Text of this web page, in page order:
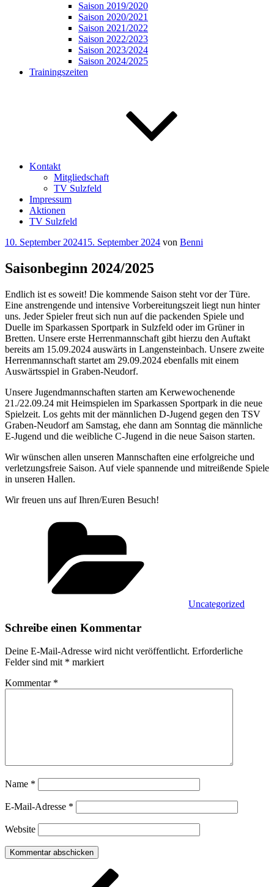
Saison 2019/2020
Saison 2020/2021
Saison 2021/2022
Saison 2022/2023
Saison 2023/2024
Saison 2024/2025
Trainingszeiten
Kontakt
Mitgliedschaft
TV Sulzfeld
Impressum
Aktionen
TV Sulzfeld
Veröffentlicht
10. September 202415. September 2024 von Benni
Saisonbeginn 2024/2025
Endlich ist es soweit! Die kommende Saison steht vor der Türe.
Eine anstrengende und intensive Vorbereitungszeit liegt nun hinter
uns. Jeder Spieler freut sich nun auf die packenden Spiele und
Duelle im Sparkassen Sportpark in Sulzfeld oder im Grüner in
Bretten. Unsere erste Herrenmannschaft gibt hierzu den Auftakt
bereits am 15.09.2024 auswärts in Langensteinbach. Unsere zweite
Herrenmannschaft startet am 29.09.2024 ebenfalls mit einem
Auswärtsspiel in Graben-Neudorf.
Unsere Jugendmannschaften starten am Kerwewochenende
21./22.09.24 mit Heimspielen im Sparkassen Sportpark in die neue
Spielzeit. Los gehts mit der männlichen D-Jugend gegen den TSV
Graben-Neudorf am Samstag, ehe dann am Sonntag die männliche
E-Jugend und die weibliche C-Jugend in die neue Saison starten.
Wir wünschen allen unseren Mannschaften eine erfolgreiche und
verletzungsfreie Saison. Auf viele spannende und mitreißende Spiele
in unseren Hallen.
Wir freuen uns auf Ihren/Euren Besuch!
Uncategorized
Schreibe einen Kommentar
Deine E-Mail-Adresse wird nicht veröffentlicht. Erforderliche
Felder sind mit * markiert
Kommentar *
Name *
E-Mail-Adresse *
Website
Beitragsnavigation